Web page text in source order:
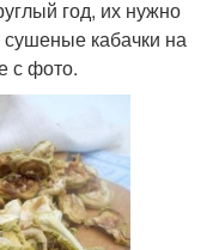
год, их нужно
сушеные кабачки на
с фото.